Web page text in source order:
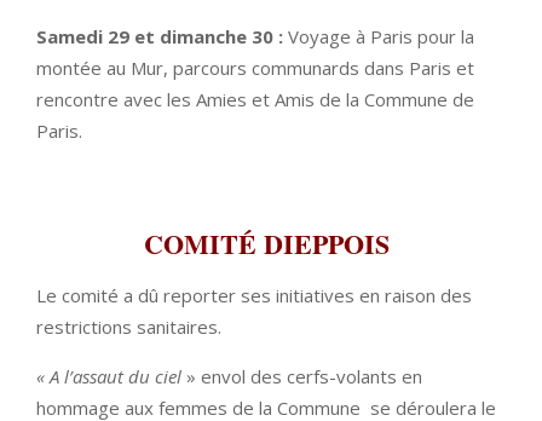
Samedi 29 et dimanche 30 : Voyage à Paris pour la
montée au Mur, parcours communards dans Paris et
rencontre avec les Amies et Amis de la Commune de
Paris.
COMITÉ DIEPPOIS
Le comité a dû reporter ses initiatives en raison des
restrictions sanitaires.
« A l’assaut du ciel » envol des cerfs-volants en
hommage aux femmes de la Commune se déroulera le